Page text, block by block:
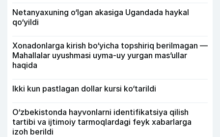
Netanyaxuning o‘lgan akasiga Ugandada haykal
qo‘yildi
Xonadonlarga kirish bo‘yicha topshiriq berilmagan —
Mahallalar uyushmasi uyma-uy yurgan mas’ullar
haqida
Ikki kun pastlagan dollar kursi ko‘tarildi
O‘zbekistonda hayvonlarni identifikatsiya qilish
tartibi va ijtimoiy tarmoqlardagi feyk xabarlarga
izoh berildi